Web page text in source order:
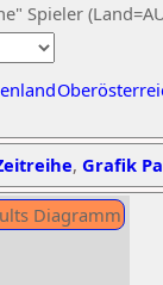
Spieler
, Grafik